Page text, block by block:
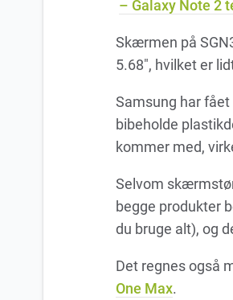
– Galaxy Note 2
Skærmen på
5.68″, hvilket er
Samsung har
bibeholde
kommer med,
Selvom
begge produkter
du bruge alt), og
Det regnes også
One Max.